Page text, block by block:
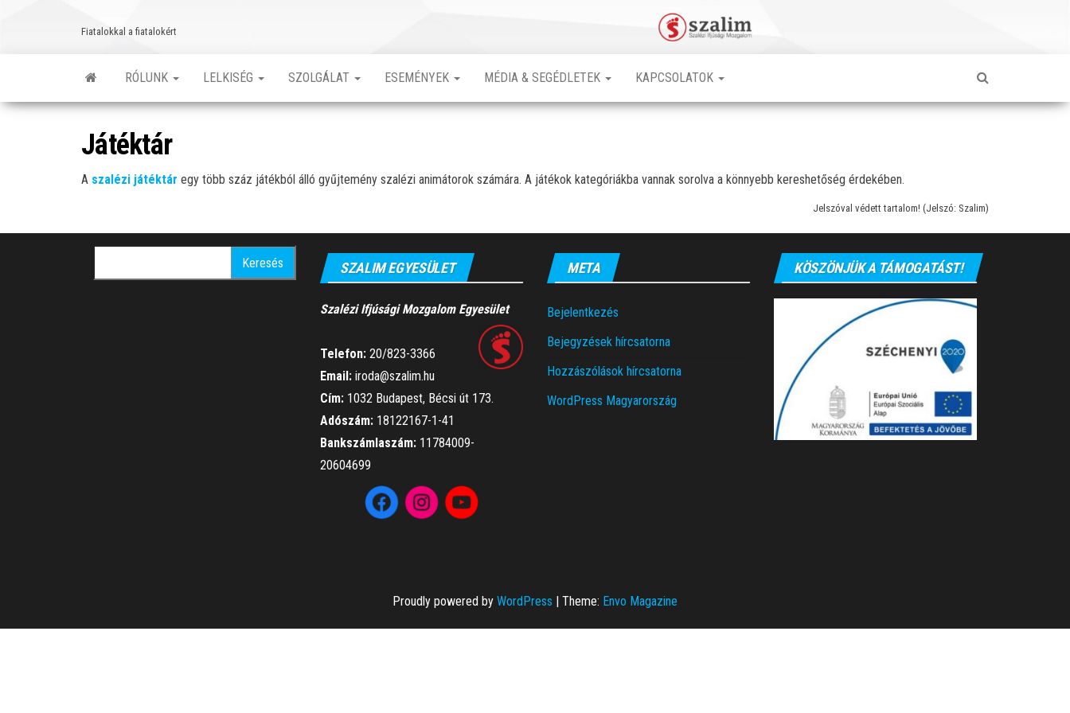
Fiatalokkal a fiatalokért
RÓLUNK LELKISÉG SZOLGÁLAT ESEMÉNYEK MÉDIA & SEGÉDLETEK KAPCSOLATOK
Játéktár
A szalézi játéktár egy több száz játékból álló gyűjtemény szalézi animátorok számára. A játékok kategóriákba vannak sorolva a könnyebb kereshetőség érdekében.
Jelszóval védett tartalom! (Jelszó: Szalim)
SZALIM EGYESÜLET
Szalézi Ifjúsági Mozgalom Egyesület
Telefon: 20/823-3366
Email: iroda@szalim.hu
Cím: 1032 Budapest, Bécsi út 173.
Adószám: 18122167-1-41
Bankszámlaszám: 11784009-
20604699
META
Bejelentkezés
Bejegyzések hírcsatorna
Hozzászólások hírcsatorna
WordPress Magyarország
KÖSZÖNJÜK A TÁMOGATÁST!
Proudly powered by WordPress | Theme: Envo Magazine